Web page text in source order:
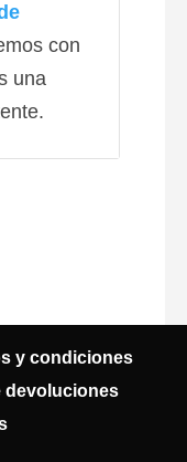
con
una
y condiciones
devoluciones